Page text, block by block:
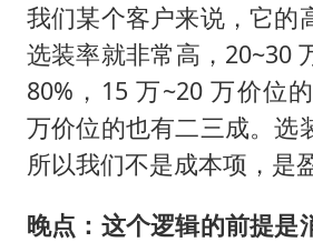
我们某个客户来说，它的
选装率就非常高，20~30
80%，15 万~20 万价位
万价位的也有二三成。选
所以我们不是成本项，是
晚点：这个逻辑的前提是